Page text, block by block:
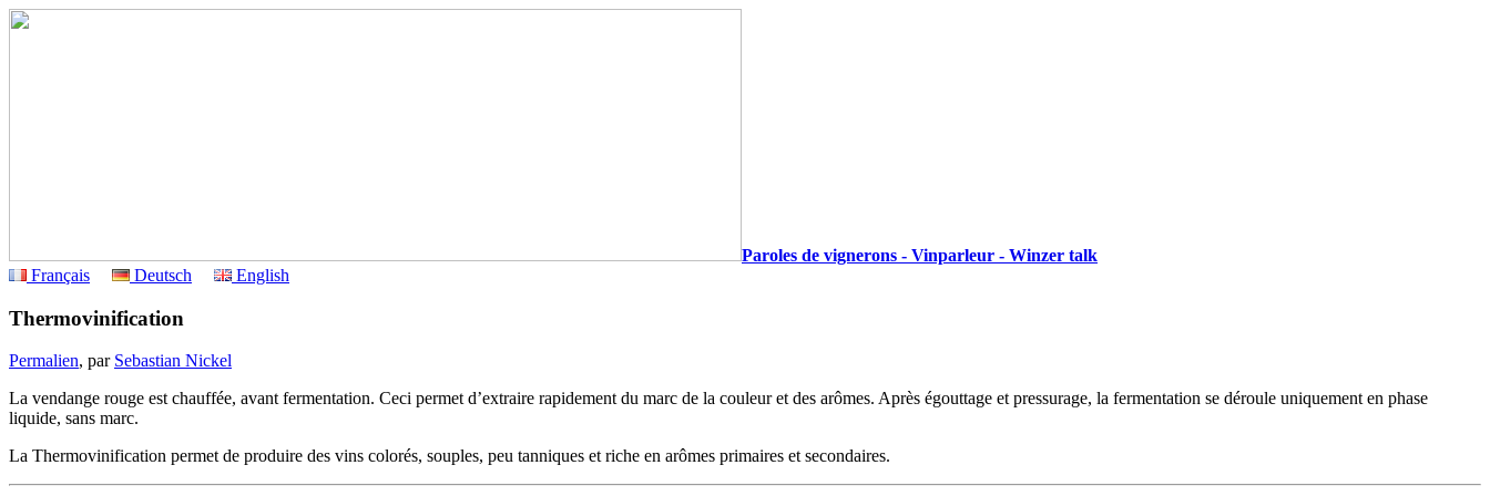
Paroles de vignerons - Vinparleur - Winzer talk
Français
Deutsch English
Thermovinification
Permalien, par Sebastian Nickel
La vendange rouge est chauffée, avant fermentation. Ceci permet d’extraire rapidement du marc de la couleur et des arômes. Après égouttage et pressurage, la fermentation se déroule uniquement en phase
liquide, sans marc.
La Thermovinification permet de produire des vins colorés, souples, peu tanniques et riche en arômes primaires et secondaires.